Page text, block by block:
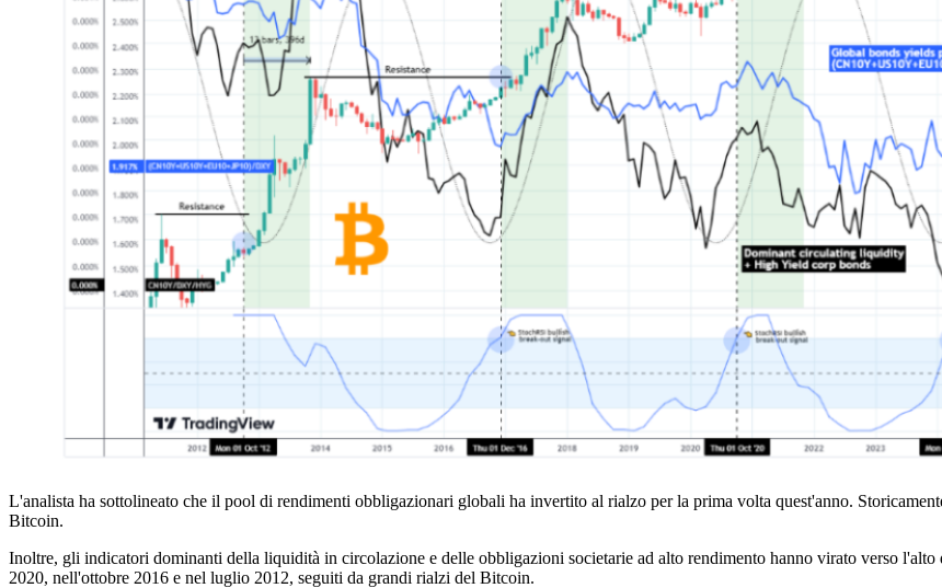
L'analista ha sottolineato che il pool di rendimenti obbligazionari globali ha invertito al rialzo per la prima volta quest'anno.
Bitcoin.
Inoltre, gli indicatori dominanti della liquidità in circolazione e delle obbligazioni societarie ad alto rendimento hanno virato verso
2020, nell'ottobre 2016 e nel luglio 2012, seguiti da grandi rialzi del Bitcoin.